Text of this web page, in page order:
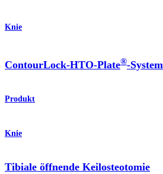
Knie
ContourLock-HTO-Plate®-System
Produkt
Knie
Tibiale öffnende Keilosteotomie